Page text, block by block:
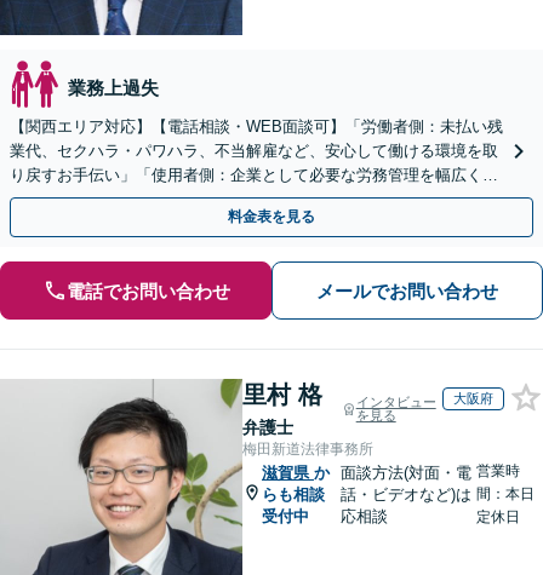
業務上過失
【関西エリア対応】【電話相談・WEB面談可】「労働者側：未払い残
業代、セクハラ・パワハラ、不当解雇など、安心して働ける環境を取
り戻すお手伝い」「使用者側：企業として必要な労務管理を幅広くサ
ポート」【スポット契約・顧問契約どちらも対応可】
料金表を見る
電話でお問い合わせ メールでお問い合わせ
里村 格
弁護士
インタビュー
を見る
大阪府
梅田新道法律事務所
滋賀県 か
らも相談
受付中
面談方法(対面・電
話・ビデオなど)は
応相談
営業時
間：本日
定休日